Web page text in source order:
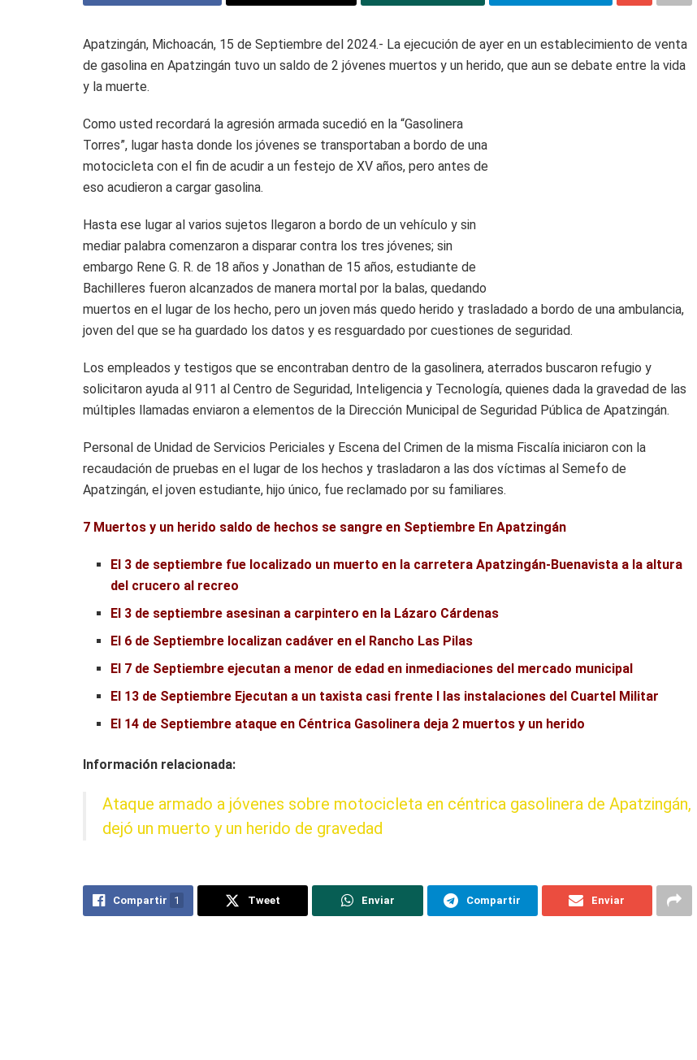
Apatzingán, Michoacán, 15 de Septiembre del 2024.- La ejecución de ayer en un establecimiento de venta
de gasolina en Apatzingán tuvo un saldo de 2 jóvenes muertos y un herido, que aun se debate entre la vida
y la muerte.
Como usted recordará la agresión armada sucedió en la “Gasolinera
Torres”, lugar hasta donde los jóvenes se transportaban a bordo de una
motocicleta con el fin de acudir a un festejo de XV años, pero antes de
eso acudieron a cargar gasolina.
Hasta ese lugar al varios sujetos llegaron a bordo de un vehículo y sin
mediar palabra comenzaron a disparar contra los tres jóvenes; sin
embargo Rene G. R. de 18 años y Jonathan de 15 años, estudiante de
Bachilleres fueron alcanzados de manera mortal por la balas, quedando
muertos en el lugar de los hecho, pero un joven más quedo herido y trasladado a bordo de una ambulancia,
joven del que se ha guardado los datos y es resguardado por cuestiones de seguridad.
Los empleados y testigos que se encontraban dentro de la gasolinera, aterrados buscaron refugio y
solicitaron ayuda al 911 al Centro de Seguridad, Inteligencia y Tecnología, quienes dada la gravedad de las
múltiples llamadas enviaron a elementos de la Dirección Municipal de Seguridad Pública de Apatzingán.
Personal de Unidad de Servicios Periciales y Escena del Crimen de la misma Fiscalía iniciaron con la
recaudación de pruebas en el lugar de los hechos y trasladaron a las dos víctimas al Semefo de
Apatzingán, el joven estudiante, hijo único, fue reclamado por su familiares.
7 Muertos y un herido saldo de hechos se sangre en Septiembre En Apatzingán
El 3 de septiembre fue localizado un muerto en la carretera Apatzingán-Buenavista a la altura
del crucero al recreo
El 3 de septiembre asesinan a carpintero en la Lázaro Cárdenas
El 6 de Septiembre localizan cadáver en el Rancho Las Pilas
El 7 de Septiembre ejecutan a menor de edad en inmediaciones del mercado municipal
El 13 de Septiembre Ejecutan a un taxista casi frente l las instalaciones del Cuartel Militar
El 14 de Septiembre ataque en Céntrica Gasolinera deja 2 muertos y un herido
Información relacionada:
Ataque armado a jóvenes sobre motocicleta en céntrica gasolinera de Apatzingán,
dejó un muerto y un herido de gravedad
Compartir 1 Tweet Enviar Compartir Enviar